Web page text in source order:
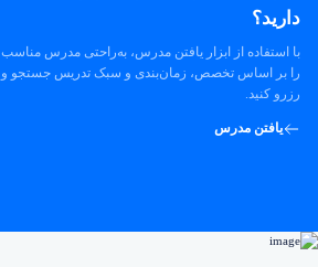
دارید؟
با استفاده از ابزار یافتن مدرس، به‌راحتی مدرس مناسب
را بر اساس تخصص، زمان‌بندی و سبک تدریس جستجو و
رزرو کنید.
یافتن مدرس